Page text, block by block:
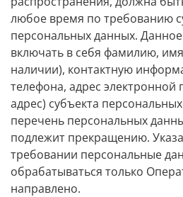
любое время по требованию
персональных данных.
включать в себя фамилию,
наличии), контактную
телефона, адрес
адрес) субъекта
перечень персональных
подлежит прекращению.
требовании персональные
обрабатываться только
направлено.